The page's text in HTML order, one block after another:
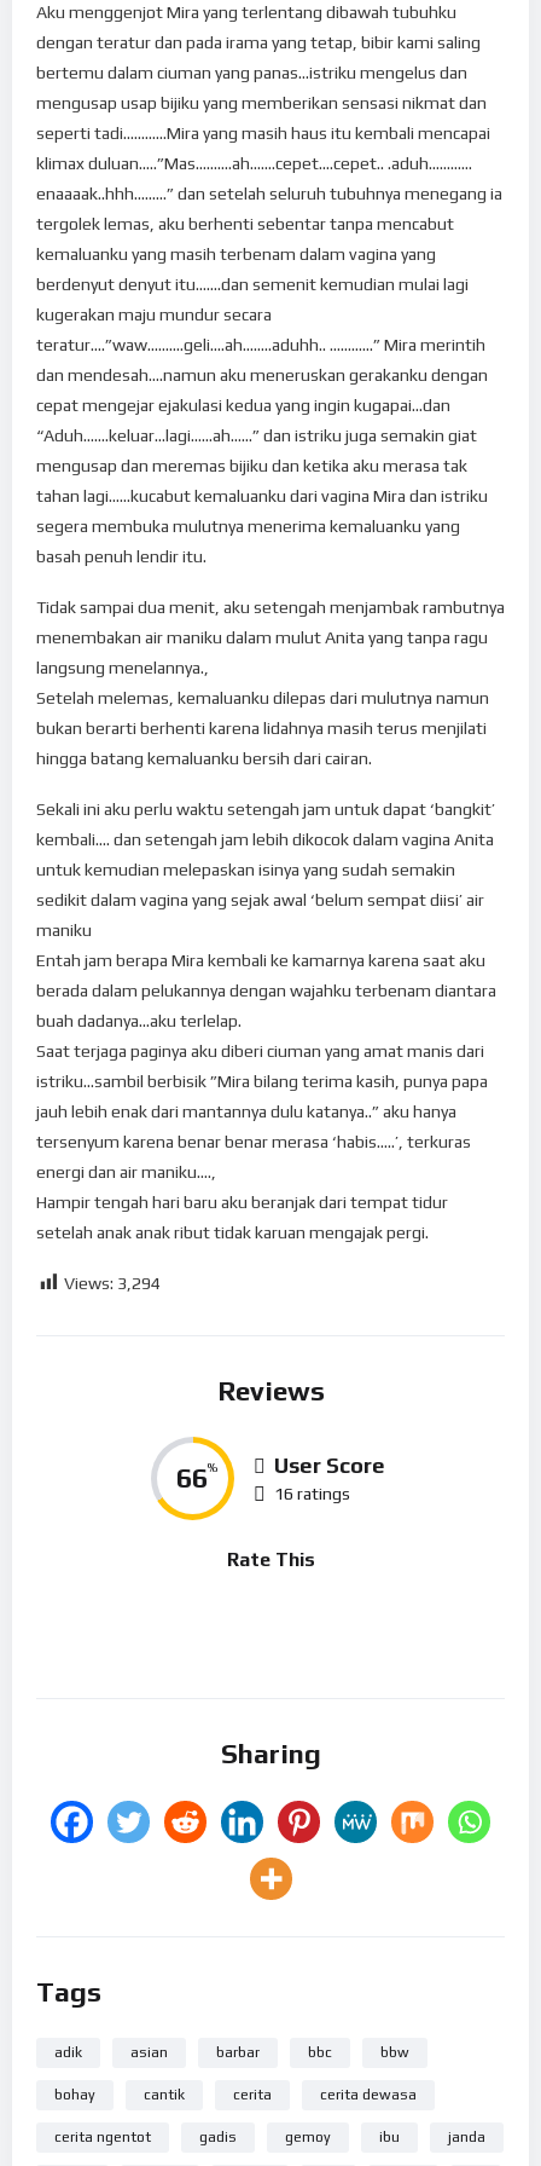
Aku menggenjot Mira yang terlentang dibawah tubuhku
dengan teratur dan pada irama yang tetap, bibir kami saling
bertemu dalam ciuman yang panas…istriku mengelus dan
mengusap usap bijiku yang memberikan sensasi nikmat dan
seperti tadi…………Mira yang masih haus itu kembali mencapai
klimax duluan…..”Mas……….ah…….cepet….cepet.. .aduh…………
enaaaak..hhh………” dan setelah seluruh tubuhnya menegang ia
tergolek lemas, aku berhenti sebentar tanpa mencabut
kemaluanku yang masih terbenam dalam vagina yang
berdenyut denyut itu…….dan semenit kemudian mulai lagi
kugerakan maju mundur secara
teratur….”waw……….geli….ah……..aduhh.. …………” Mira merintih
dan mendesah….namun aku meneruskan gerakanku dengan
cepat mengejar ejakulasi kedua yang ingin kugapai…dan
“Aduh…….keluar…lagi……ah……” dan istriku juga semakin giat
mengusap dan meremas bijiku dan ketika aku merasa tak
tahan lagi……kucabut kemaluanku dari vagina Mira dan istriku
segera membuka mulutnya menerima kemaluanku yang
basah penuh lendir itu.
Tidak sampai dua menit, aku setengah menjambak rambutnya
menembakan air maniku dalam mulut Anita yang tanpa ragu
langsung menelannya.,
Setelah melemas, kemaluanku dilepas dari mulutnya namun
bukan berarti berhenti karena lidahnya masih terus menjilati
hingga batang kemaluanku bersih dari cairan.
Sekali ini aku perlu waktu setengah jam untuk dapat ‘bangkit’
kembali…. dan setengah jam lebih dikocok dalam vagina Anita
untuk kemudian melepaskan isinya yang sudah semakin
sedikit dalam vagina yang sejak awal ‘belum sempat diisi’ air
maniku
Entah jam berapa Mira kembali ke kamarnya karena saat aku
berada dalam pelukannya dengan wajahku terbenam diantara
buah dadanya…aku terlelap.
Saat terjaga paginya aku diberi ciuman yang amat manis dari
istriku…sambil berbisik ”Mira bilang terima kasih, punya papa
jauh lebih enak dari mantannya dulu katanya..” aku hanya
tersenyum karena benar benar merasa ‘habis…..’, terkuras
energi dan air maniku….,
Hampir tengah hari baru aku beranjak dari tempat tidur
setelah anak anak ribut tidak karuan mengajak pergi.
Views: 3,294
Reviews
66% User Score
16 ratings
Rate This
Sharing
Tags
adik asian barbar bbc bbw
bohay cantik cerita cerita dewasa
cerita ngentot gadis gemoy ibu janda